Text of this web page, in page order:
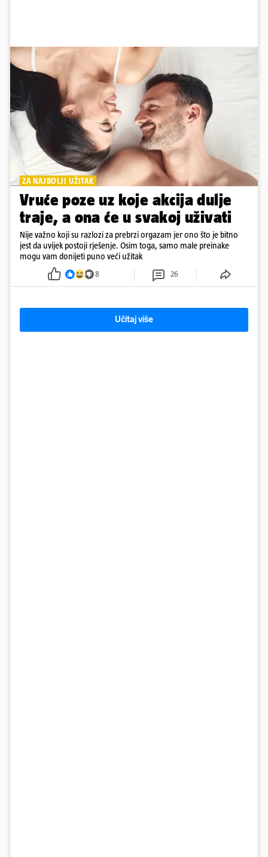
ZA NAJBOLJI UŽITAK
Vruće poze uz koje akcija dulje
traje, a ona će u svakoj uživati
Nije važno koji su razlozi za prebrzi orgazam jer ono što je bitno
jest da uvijek postoji rješenje. Osim toga, samo male preinake
mogu vam donijeti puno veći užitak
8 26
Učitaj više